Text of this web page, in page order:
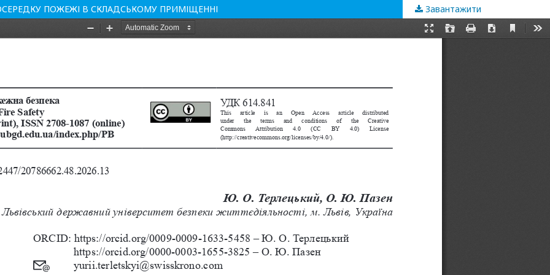
ПОЖЕЖІ В СКЛАДСЬКОМУ ПРИМІЩЕННІ Завантажити